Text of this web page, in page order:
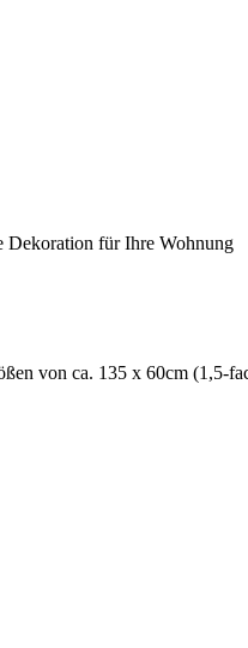
Dekoration für Ihre Wohnung
von ca. 135 x 60cm (1,5-